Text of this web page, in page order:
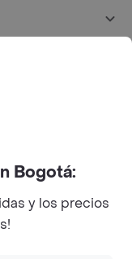
Bogotá:
y los precios